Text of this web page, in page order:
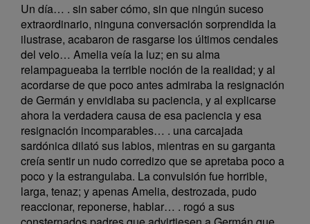
Un día… . sin saber cómo, sin que ningún suceso
extraordinario, ninguna conversación sorprendida la
ilustrase, acabaron de rasgarse los últimos cendales
del velo… Amelia veía la luz; en su alma
relampagueaba la terrible noción de la realidad; y al
acordarse de que poco antes admiraba la resignación
de Germán y envidiaba su paciencia, y al explicarse
ahora la verdadera causa de esa paciencia y esa
resignación incomparables… . una carcajada
sardónica dilató sus labios, mientras en su garganta
creía sentir un nudo corredizo que se apretaba poco a
poco y la estrangulaba. La convulsión fue horrible,
larga, tenaz; y apenas Amelia, destrozada, pudo
reaccionar, reponerse, hablar… . rogó a sus